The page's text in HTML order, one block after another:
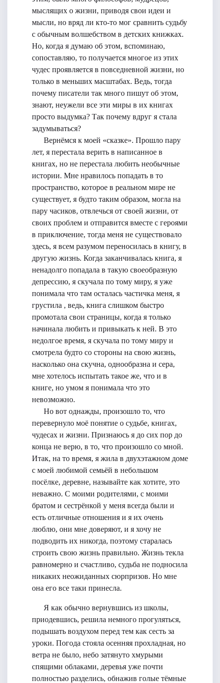
мыслящих о жизни, приводя свои идеи и
мысли, но вряд ли кто-то мог сравнить судьбу
с обычным волшебством в детских книжках.
Но, когда я думаю об этом, вспоминаю,
сопоставляю, то получается многое из этих
чудес проявляется в повседневной жизни, но
только в меньших масштабах. Ведь, тогда
почему писатели так много пишут об этом,
знают, неужели все эти миры в их книгах
просто выдумка? Так почему вдруг я стала
задумываться?
Вернёмся к моей «сказке». Прошло пару
лет, я перестала верить в написанное в
книгах, но не перестала любить необычные
истории. Мне нравилось попадать в то
пространство, которое в реальном мире не
существует, я будто таким образом, могла на
пару часиков, отвлечься от своей жизни, от
своих проблем и отправится вместе с героями
в приключение, тогда меня не существовало
здесь, я всем разумом переносилась в книгу, в
другую жизнь. Когда заканчивалась книга, я
ненадолго попадала в такую своеобразную
депрессию, я скучала по тому миру, я уже
понимала что там осталась частичка меня, я
грустила , ведь, книга слишком быстро
промотала свои страницы, когда я только
начинала любить и привыкать к ней. В это
недолгое время, я скучала по тому миру и
смотрела будто со стороны на свою жизнь,
насколько она скучна, однообразна и сера,
мне хотелось испытать такое же, что и в
книге, но умом я понимала что это
невозможно.
Но вот однажды, произошло то, что
перевернуло моё понятие о судьбе, книгах,
чудесах и жизни. Признаюсь я до сих пор до
конца не верю, в то, что произошло со мной.
Итак, на то время, я жила в двухэтажном доме
с моей любимой семьёй в небольшом
посёлке, деревне, называйте как хотите, это
неважно. С моими родителями, с моими
братом и сестрёнкой у меня всегда были и
есть отличные отношения и я их очень
люблю, они мне доверяют, и я хочу не
подводить их никогда, поэтому старалась
строить свою жизнь правильно. Жизнь текла
равномерно и счастливо, судьба не подносила
никаких неожиданных сюрпризов. Но мне
она его все таки принесла.
Я как обычно вернувшись из школы,
приодевшись, решила немного прогуляться,
подышать воздухом перед тем как сесть за
уроки. Погода стояла осенняя прохладная, но
ветра не было, небо затянуто хмурыми
спящими облаками, деревья уже почти
полностью разделись, обнажив голые тёмные